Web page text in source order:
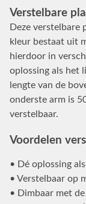
Verstelbare
Deze
kleur bestaat uit
hierdoor in
oplossing als het
lengte van de
onderste arm is
verstelbaar.
Voordelen
• Dé oplossing
• Verstelbaar op
• Dimbaar met